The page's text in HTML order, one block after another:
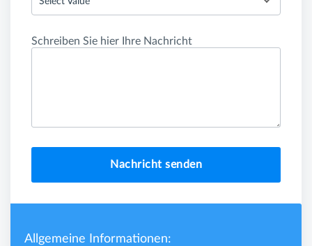
Schreiben Sie hier Ihre Nachricht
Nachricht senden
Allgemeine Informationen: